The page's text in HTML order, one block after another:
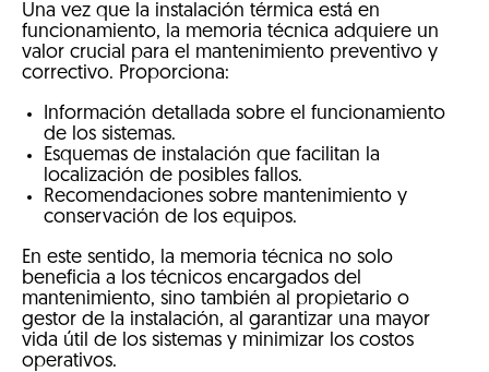
Una vez que la instalación térmica está en
funcionamiento, la memoria técnica adquiere un
valor crucial para el mantenimiento preventivo y
correctivo. Proporciona:
Información detallada sobre el funcionamiento
de los sistemas.
Esquemas de instalación que facilitan la
localización de posibles fallos.
Recomendaciones sobre mantenimiento y
conservación de los equipos.
En este sentido, la memoria técnica no solo
beneficia a los técnicos encargados del
mantenimiento, sino también al propietario o
gestor de la instalación, al garantizar una mayor
vida útil de los sistemas y minimizar los costos
operativos.